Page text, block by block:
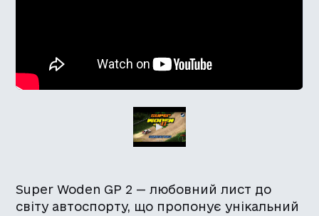
Super Woden GP 2 — любовний лист до
світу автоспорту, що пропонує унікальний